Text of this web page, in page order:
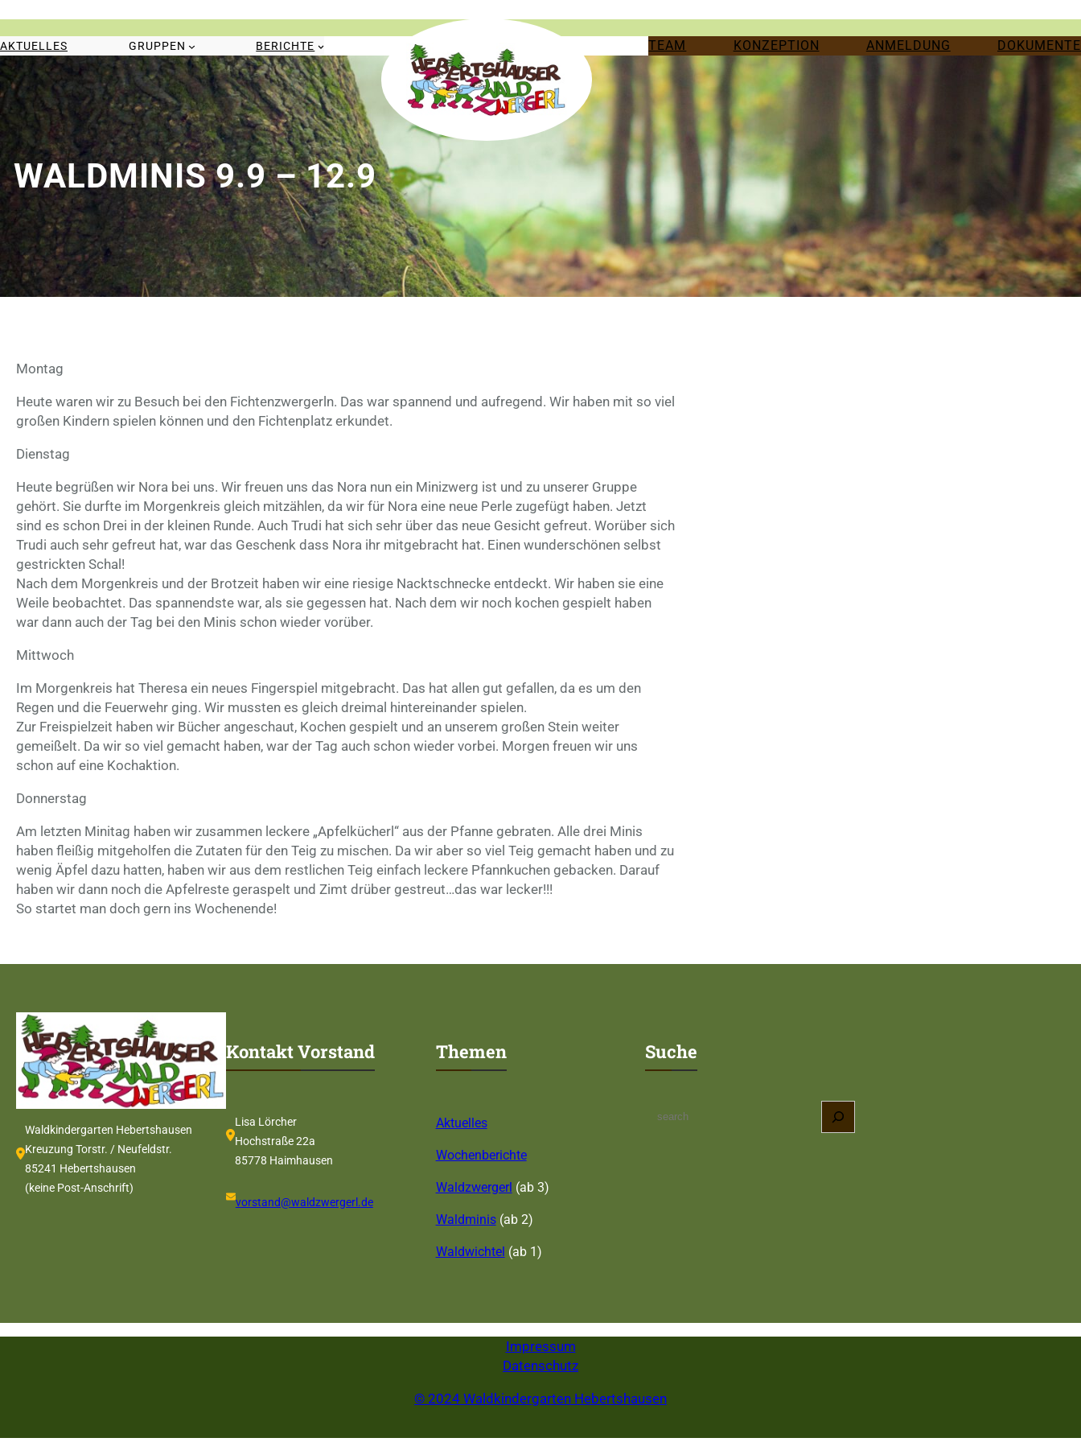
springen
AKTUELLES GRUPPEN BERICHTE TEAM KONZEPTION ANMELDUNG DOKUMENTE
WALDMINIS 9.9 – 12.9
Montag
Heute waren wir zu Besuch bei den Fichtenzwergerln. Das war spannend und aufregend. Wir haben mit so viel
großen Kindern spielen können und den Fichtenplatz erkundet.
Dienstag
Heute begrüßen wir Nora bei uns. Wir freuen uns das Nora nun ein Minizwerg ist und zu unserer Gruppe
gehört. Sie durfte im Morgenkreis gleich mitzählen, da wir für Nora eine neue Perle zugefügt haben. Jetzt
sind es schon Drei in der kleinen Runde. Auch Trudi hat sich sehr über das neue Gesicht gefreut. Worüber sich
Trudi auch sehr gefreut hat, war das Geschenk dass Nora ihr mitgebracht hat. Einen wunderschönen selbst
gestrickten Schal!
Nach dem Morgenkreis und der Brotzeit haben wir eine riesige Nacktschnecke entdeckt. Wir haben sie eine
Weile beobachtet. Das spannendste war, als sie gegessen hat. Nach dem wir noch kochen gespielt haben
war dann auch der Tag bei den Minis schon wieder vorüber.
Mittwoch
Im Morgenkreis hat Theresa ein neues Fingerspiel mitgebracht. Das hat allen gut gefallen, da es um den
Regen und die Feuerwehr ging. Wir mussten es gleich dreimal hintereinander spielen.
Zur Freispielzeit haben wir Bücher angeschaut, Kochen gespielt und an unserem großen Stein weiter
gemeißelt. Da wir so viel gemacht haben, war der Tag auch schon wieder vorbei. Morgen freuen wir uns
schon auf eine Kochaktion.
Donnerstag
Am letzten Minitag haben wir zusammen leckere „Apfelkücherl“ aus der Pfanne gebraten. Alle drei Minis
haben fleißig mitgeholfen die Zutaten für den Teig zu mischen. Da wir aber so viel Teig gemacht haben und zu
wenig Äpfel dazu hatten, haben wir aus dem restlichen Teig einfach leckere Pfannkuchen gebacken. Darauf
haben wir dann noch die Apfelreste geraspelt und Zimt drüber gestreut…das war lecker!!!
So startet man doch gern ins Wochenende!
Waldkindergarten Hebertshausen
Kreuzung Torstr. / Neufeldstr.
85241 Hebertshausen
(keine Post-Anschrift)
Kontakt Vorstand
Lisa Lörcher
Hochstraße 22a
85778 Haimhausen
vorstand@waldzwergerl.de
Themen
Aktuelles
Wochenberichte
Waldzwergerl (ab 3)
Waldminis(ab 2)
Waldwichtel (ab 1)
Suche
Impressum
Datenschutz
© 2024 Waldkindergarten Hebertshausen